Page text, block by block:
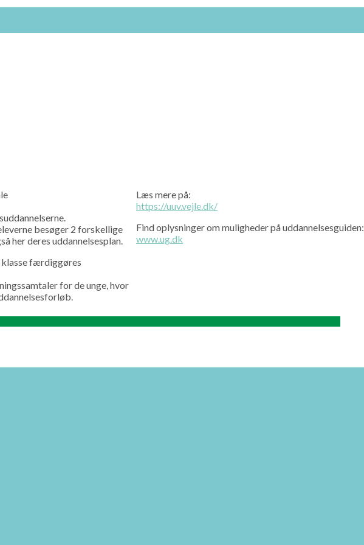
besøger 2 forskellige
her deres uddannelsesplan.
klasse færdiggøres
for de unge, hvor
Læs mere på:
https://uuv.vejle.dk/
Find oplysninger om muligheder på uddannelsesguiden:
www.ug.dk